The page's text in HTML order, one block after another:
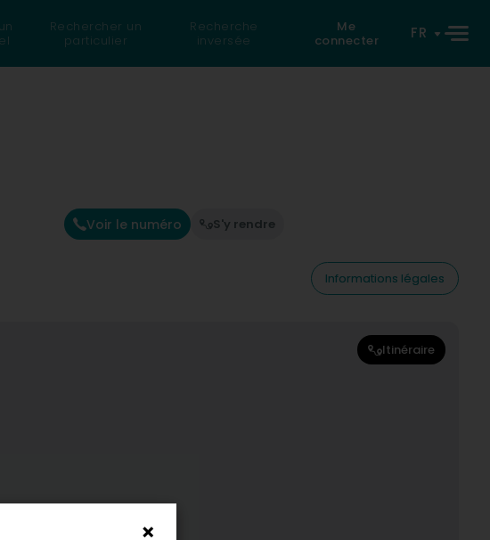
Rechercher un
particulier
Recherche
inversée
Me
connecter
FR
Voir le numéro S'y rendre
Informations légales
Itinéraire